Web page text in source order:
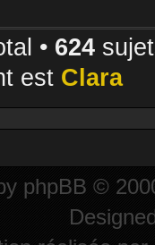
• 624
est Clara
phpBB ©